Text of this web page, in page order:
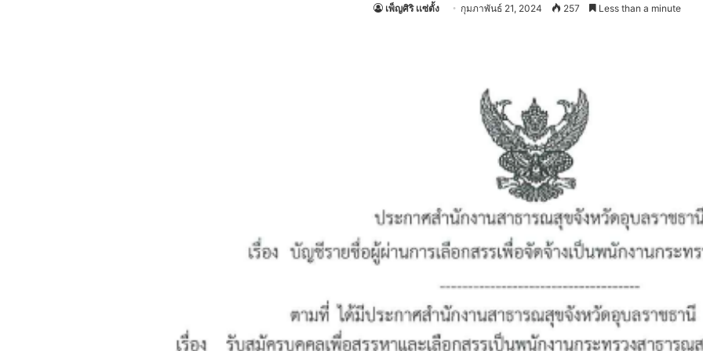
เพ็ญศิริ เเซ่ตั้ง กุมภาพันธ์ 21, 2024 257 Less than a minute